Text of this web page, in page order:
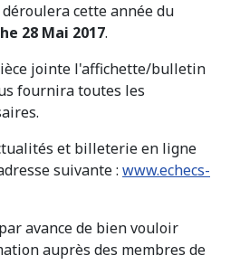
cette année du
28 Mai 2017.
jointe l'affichette/bulletin
fournira toutes les
et billeterie en ligne
suivante : www.echecs-
avance de bien vouloir
auprès des membres de